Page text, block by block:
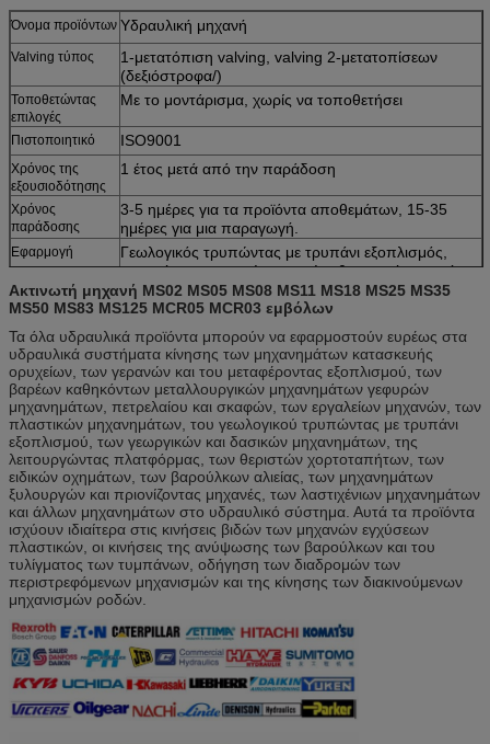
Όνομα προϊόντων Υδραυλική μηχανή
Valving τύπος
1-μετατόπιση valving, valving 2-μετατοπίσεων
(δεξιόστροφα/)
Τοποθετώντας
επιλογές
Με το μοντάρισμα, χωρίς να τοποθετήσει
Πιστοποιητικό ISO9001
Χρόνος της
εξουσιοδότησης
1 έτος μετά από την παράδοση
Χρόνος
παράδοσης
3-5 ημέρες για τα προϊόντα αποθεμάτων, 15-35
ημέρες για μια παραγωγή.
Εφαρμογή
Γεωλογικός τρυπώντας με τρυπάνι εξοπλισμός,
μηχανήματα γεφυρών σκαφών, θεριστική μηχανή,
εκσκαφέας, κ.λπ.
Περιγραφή
Ακτινωτή μηχανή MS02 MS05 MS08 MS11 MS18
MS25 MS35 MS50 MS83 MS125 MCR05 MCR03
εμβόλων
Ακτινωτή μηχανή MS02 MS05 MS08 MS11 MS18 MS25 MS35
MS50 MS83 MS125 MCR05 MCR03 εμβόλων
Τα όλα υδραυλικά προϊόντα μπορούν να εφαρμοστούν ευρέως στα
υδραυλικά συστήματα κίνησης των μηχανημάτων κατασκευής
ορυχείων, των γερανών και του μεταφέροντας εξοπλισμού, των
βαρέων καθηκόντων μεταλλουργικών μηχανημάτων γεφυρών
μηχανημάτων, πετρελαίου και σκαφών, των εργαλείων μηχανών, των
πλαστικών μηχανημάτων, του γεωλογικού τρυπώντας με τρυπάνι
εξοπλισμού, των γεωργικών και δασικών μηχανημάτων, της
λειτουργώντας πλατφόρμας, των θεριστών χορτοταπήτων, των
ειδικών οχημάτων, των βαρούλκων αλιείας, των μηχανημάτων
ξυλουργών και πριονίζοντας μηχανές, των λαστιχένιων μηχανημάτων
και άλλων μηχανημάτων στο υδραυλικό σύστημα. Αυτά τα προϊόντα
ισχύουν ιδιαίτερα στις κινήσεις βιδών των μηχανών εγχύσεων
πλαστικών, οι κινήσεις της ανύψωσης των βαρούλκων και του
τυλίγματος των τυμπάνων, οδήγηση των διαδρομών των
περιστρεφόμενων μηχανισμών και της κίνησης των διακινούμενων
μηχανισμών ροδών.